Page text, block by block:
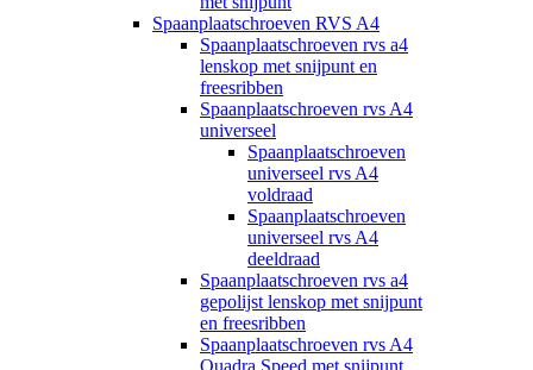
Spaanplaatschroeven RVS A4
Spaanplaatschroeven rvs a4
lenskop met snijpunt en
freesribben
Spaanplaatschroeven rvs A4
universeel
Spaanplaatschroeven
universeel rvs A4
voldraad
Spaanplaatschroeven
universeel rvs A4
deeldraad
Spaanplaatschroeven rvs a4
gepolijst lenskop met snijpunt
en freesribben
Spaanplaatschroeven rvs A4
Quadra Speed met snijpunt